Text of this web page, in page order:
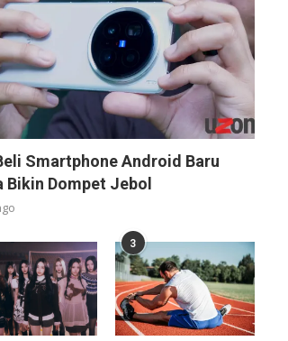
Smartphone Android Baru
Bikin Dompet Jebol
3